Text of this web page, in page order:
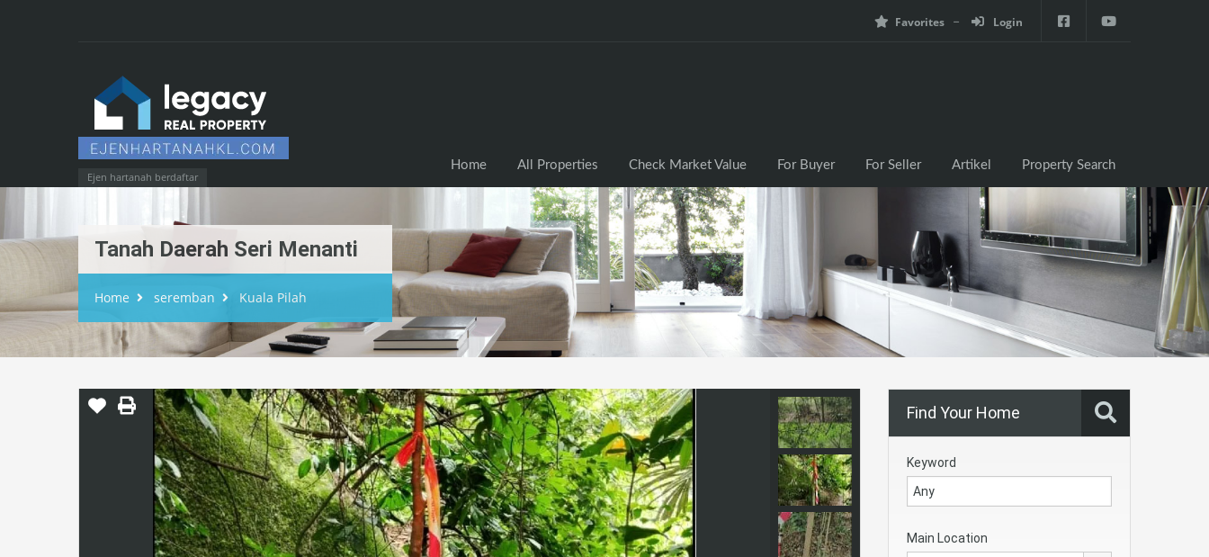
Favorites Login
Ejen hartanah berdaftar
Home All Properties Check Market Value For Buyer For Seller Artikel Property Search
Tanah Daerah Seri Menanti
Home seremban Kuala Pilah
Find Your Home
Keyword
Main Location